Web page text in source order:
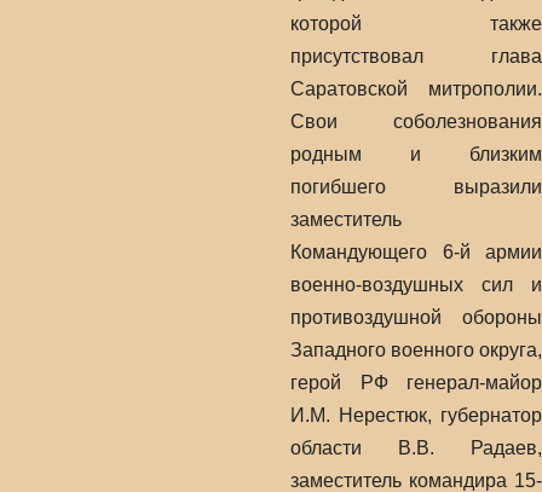
которой также
присутствовал глава
Саратовской митрополии.
Свои соболезнования
родным и близким
погибшего выразили
заместитель
Командующего 6-й армии
военно-воздушных сил и
противоздушной обороны
Западного военного округа,
герой РФ генерал-майор
И.М. Нерестюк, губернатор
области В.В. Радаев,
заместитель командира 15-